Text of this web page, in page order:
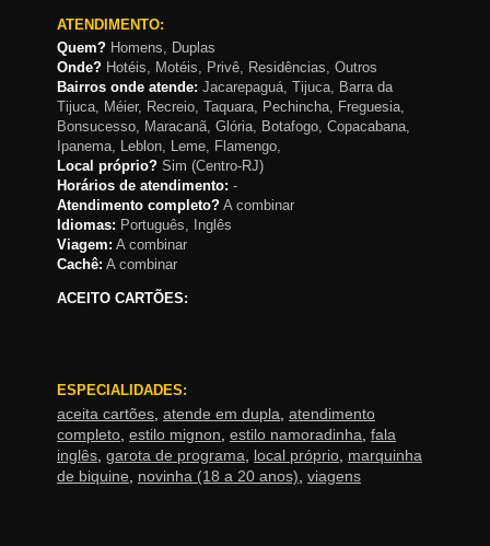
ATENDIMENTO:
Quem? Homens, Duplas
Onde? Hotéis, Motéis, Privê, Residências, Outros
Bairros onde atende: Jacarepaguá, Tijuca, Barra da
Tijuca, Méier, Recreio, Taquara, Pechincha, Freguesia,
Bonsucesso, Maracanã, Glória, Botafogo, Copacabana,
Ipanema, Leblon, Leme, Flamengo,
Local próprio? Sim (Centro-RJ)
Horários de atendimento: -
Atendimento completo? A combinar
Idiomas: Português, Inglês
Viagem: A combinar
Cachê: A combinar
ACEITO CARTÕES:
ESPECIALIDADES:
aceita cartões atende em dupla atendimento
completo estilo mignon estilo namoradinha fala
inglês garota de programa local próprio marquinha
de biquine
novinha (18 a 20 anos) viagens